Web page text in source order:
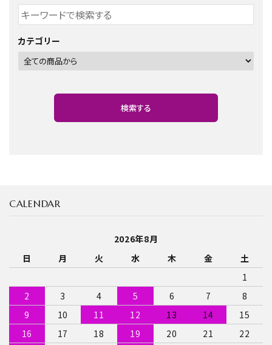
カテゴリー
検索する
キーワード
カテゴリー
検索する
CALENDAR
2026年8月
日
月 火 水 木 金
土
1
2
3 4 5 6 7
8
9
10 11 12 13 14
15
16
17 18 19 20 21
22